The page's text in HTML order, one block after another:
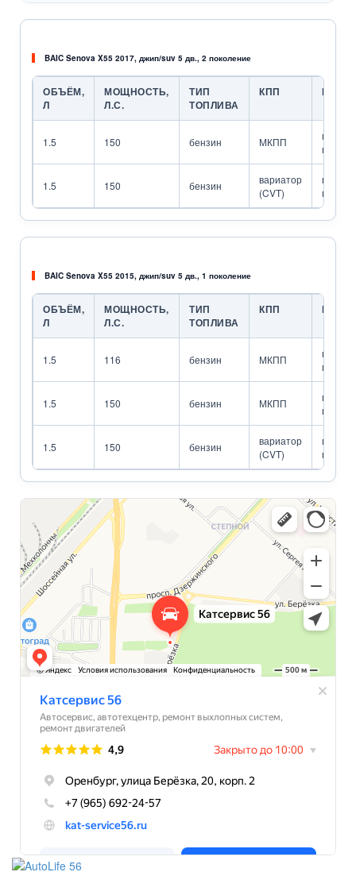
BAIC Senova X55 2017, джип/suv 5 дв., 2 поколение
ОБЪЁМ,
Л
МОЩНОСТЬ,
Л.С.
ТИП
ТОПЛИВА
КПП
1.5 150 бензин МКПП
привод
1.5 150 бензин
вариатор
(CVT)
привод
BAIC Senova X55 2015, джип/suv 5 дв., 1 поколение
ОБЪЁМ,
Л
МОЩНОСТЬ,
Л.С.
ТИП
ТОПЛИВА
КПП
1.5 116 бензин МКПП
привод
1.5 150 бензин МКПП
привод
1.5 150 бензин
вариатор
(CVT)
привод